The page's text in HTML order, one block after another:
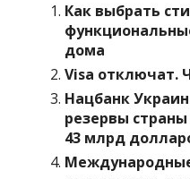
Как выбрать
дома
Visa отключат.
Нацбанк
резервы
43 млрд